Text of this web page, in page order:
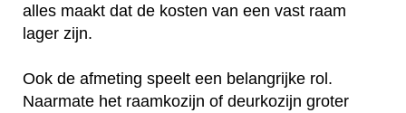
alles maakt dat de kosten van een vast raam
lager zijn.
Ook de afmeting speelt een belangrijke rol.
Naarmate het raamkozijn of deurkozijn groter